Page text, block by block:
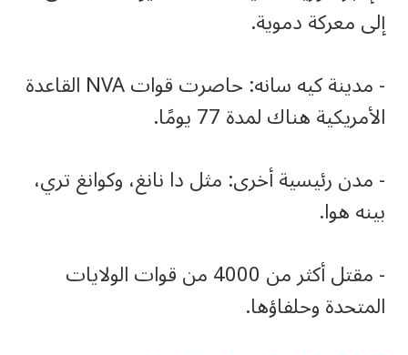
إلى معركة دموية.
‏- مدينة كيه سانه: حاصرت قوات NVA القاعدة
الأمريكية هناك لمدة 77 يومًا.
‏- مدن رئيسية أخرى: مثل دا نانغ، وكوانغ تري،
بينه هوا.
‏- مقتل أكثر من 4000 من قوات الولايات
المتحدة وحلفاؤها.